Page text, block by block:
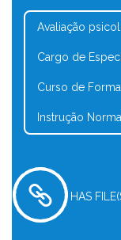
Avaliação
Cargo de
Curso de
Instrução
HAS